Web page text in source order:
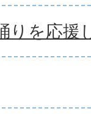
りを応援